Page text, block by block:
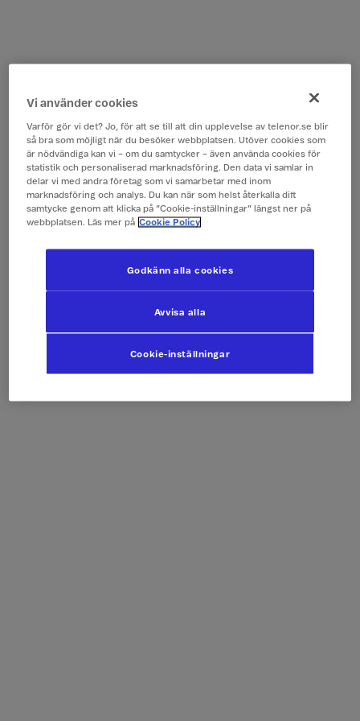
Vi använder cookies
Varför gör vi det? Jo, för att se till att din upplevelse av telenor.se blir
så bra som möjligt när du besöker webbplatsen. Utöver cookies som
är nödvändiga kan vi – om du samtycker – även använda cookies för
statistik och personaliserad marknadsföring. Den data vi samlar in
delar vi med andra företag som vi samarbetar med inom
marknadsföring och analys. Du kan när som helst återkalla ditt
samtycke genom att klicka på ”Cookie-inställningar” längst ner på
webbplatsen. Läs mer på Cookie Policy
Cookie-inställningar
Avvisa alla
Godkänn alla cookies